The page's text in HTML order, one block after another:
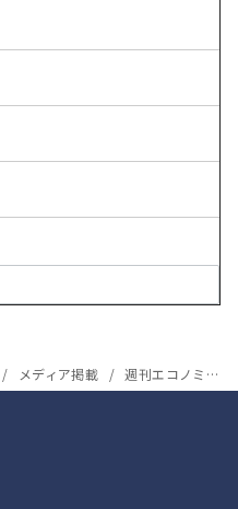
メディア掲載 週刊エコノミストで代表取締役社長の横山が紹介されました